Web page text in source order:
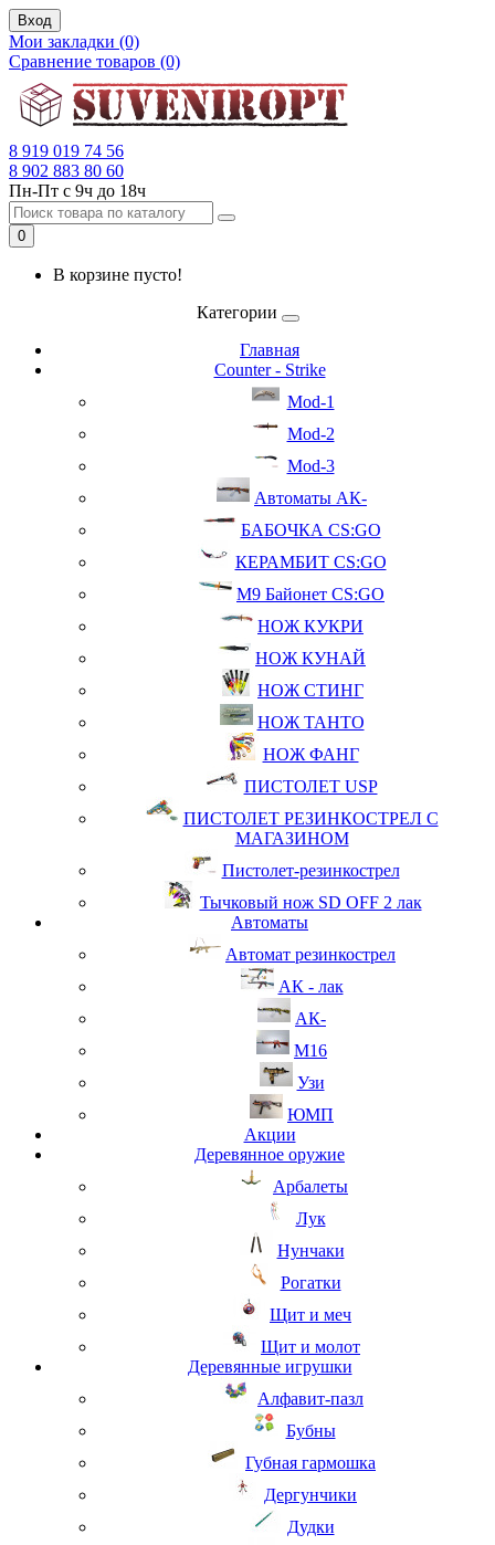
Вход
Мои закладки (0)
Сравнение товаров (0)
8 919 019 74 56
8 902 883 80 60
Пн-Пт с 9ч до 18ч
0
В корзине пусто!
Категории
Главная
Counter - Strike
Mod-1
Mod-2
Mod-3
Автоматы АК-
БАБОЧКА CS:GO
КЕРАМБИТ CS:GO
М9 Байонет CS:GO
НОЖ КУКРИ
НОЖ КУНАЙ
НОЖ СТИНГ
НОЖ ТАНТО
НОЖ ФАНГ
ПИСТОЛЕТ USP
ПИСТОЛЕТ РЕЗИНКОСТРЕЛ С
МАГАЗИНОМ
Пистолет-резинкострел
Тычковый нож SD OFF 2 лак
Автоматы
Автомат резинкострел
АК - лак
АК-
М16
Узи
ЮМП
Акции
Деревянное оружие
Арбалеты
Лук
Нунчаки
Рогатки
Щит и меч
Щит и молот
Деревянные игрушки
Алфавит-пазл
Бубны
Губная гармошка
Дергунчики
Дудки